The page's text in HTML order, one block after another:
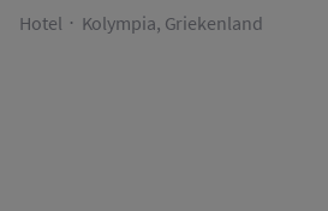
Hotel Kolympia, Griekenland